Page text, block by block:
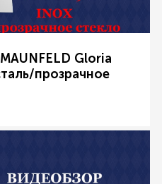
Gloria
прозрачное